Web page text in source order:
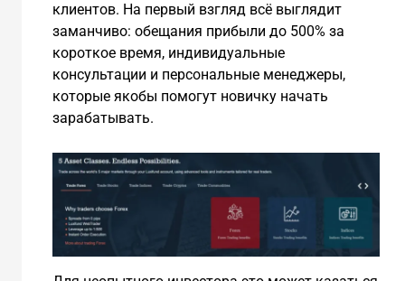
клиентов. На первый взгляд всё выглядит
заманчиво: обещания прибыли до 500% за
короткое время, индивидуальные
консультации и персональные менеджеры,
которые якобы помогут новичку начать
зарабатывать.